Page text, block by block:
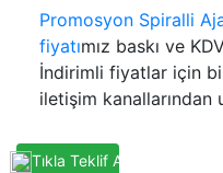
Promosyon Spiralli
fiyatımız baskı ve
İndirimli fiyatlar için
iletişim kanallarından
Tıkla Teklif Al